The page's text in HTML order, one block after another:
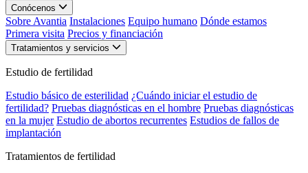
Conócenos
Sobre Avantia Instalaciones Equipo humano Dónde estamos
Primera visita Precios y financiación
Tratamientos y servicios
Estudio de fertilidad
Estudio básico de esterilidad ¿Cuándo iniciar el estudio de
fertilidad? Pruebas diagnósticas en el hombre Pruebas diagnósticas
en la mujer Estudio de abortos recurrentes Estudios de fallos de
implantación
Tratamientos de fertilidad